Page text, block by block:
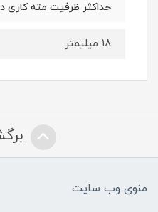
حداکثر ظرفیت مته کاری
18 میلیمتر
منوی وب سایت